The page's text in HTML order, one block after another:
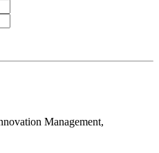
Management,